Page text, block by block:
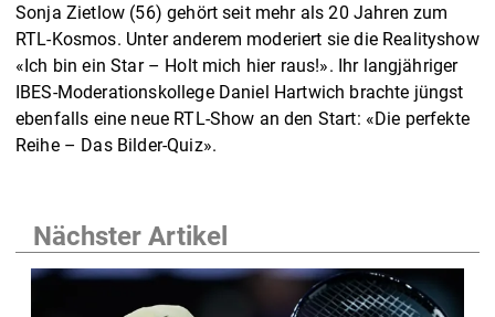
Sonja Zietlow (56) gehört seit mehr als 20 Jahren zum
RTL-Kosmos. Unter anderem moderiert sie die Realityshow
«Ich bin ein Star – Holt mich hier raus!». Ihr langjähriger
IBES-Moderationskollege Daniel Hartwich brachte jüngst
ebenfalls eine neue RTL-Show an den Start: «Die perfekte
Reihe – Das Bilder-Quiz».
Nächster Artikel